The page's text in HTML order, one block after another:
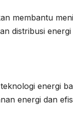
membantu
distribusi
energi
energi dan